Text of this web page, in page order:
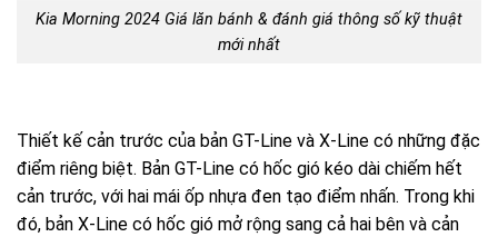
Kia Morning 2024 Giá lăn bánh & đánh giá thông số kỹ thuật
mới nhất
Thiết kế cản trước của bản GT-Line và X-Line có những đặc
điểm riêng biệt. Bản GT-Line có hốc gió kéo dài chiếm hết
cản trước, với hai mái ốp nhựa đen tạo điểm nhấn. Trong khi
đó, bản X-Line có hốc gió mở rộng sang cả hai bên và cản